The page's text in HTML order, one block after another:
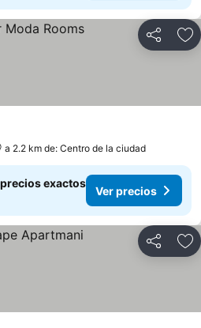
Compartir
precios
a 2.2 km de: Centro de la ciudad
exactos
Ver precios
Compartir